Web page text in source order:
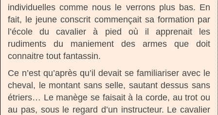
individuelles comme nous le verrons plus bas. En
fait, le jeune conscrit commençait sa formation par
l’école du cavalier à pied où il apprenait les
rudiments du maniement des armes que doit
connaitre tout fantassin.
Ce n’est qu’après qu’il devait se familiariser avec le
cheval, le montant sans selle, sautant dessus sans
étriers… Le manège se faisait à la corde, au trot ou
au pas, sous le regard d’un instructeur. Le cavalier